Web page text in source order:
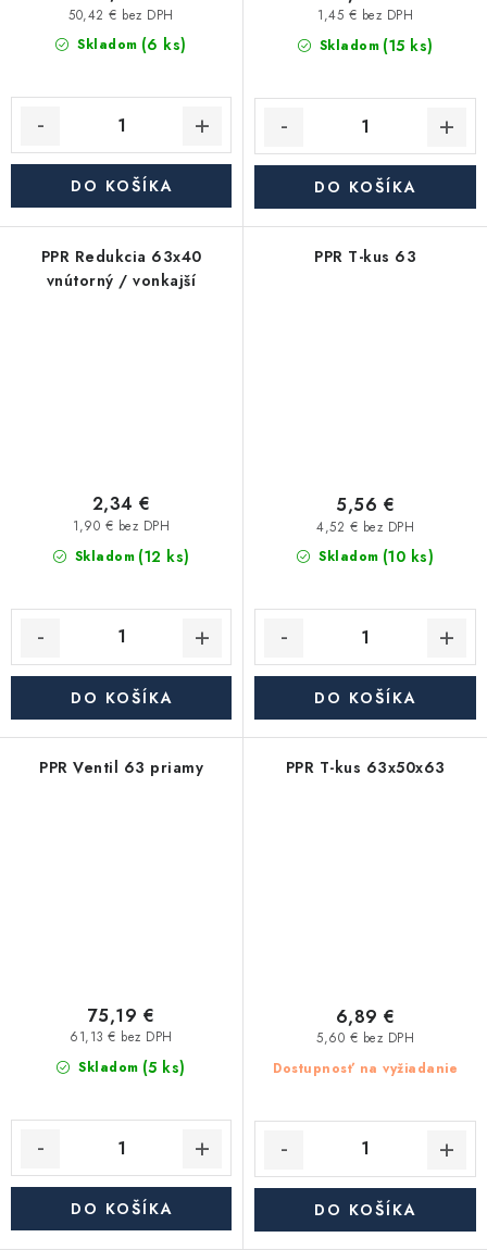
Skladom (6 ks)
50,42 € bez DPH
DO KOŠÍKA
Skladom (15 ks)
1,45 € bez DPH
DO KOŠÍKA
PPR Redukcia 63x40
vnútorný / vonkajší
Skladom (12 ks)
1,90 € bez DPH
2,34 €
DO KOŠÍKA
PPR T-kus 63
Skladom (10 ks)
4,52 € bez DPH
5,56 €
DO KOŠÍKA
PPR Ventil 63 priamy
Skladom (5 ks)
61,13 € bez DPH
75,19 €
DO KOŠÍKA
PPR T-kus 63x50x63
Dostupnosť na vyžiadanie
5,60 € bez DPH
6,89 €
DO KOŠÍKA